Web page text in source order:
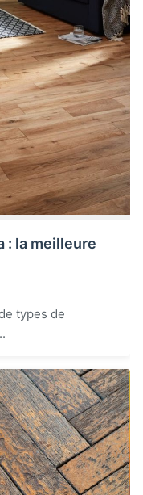
: la meilleure
types de